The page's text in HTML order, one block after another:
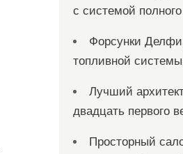
с системой
Форсунки
топливной системы
Лучший
двадцать первого
Просторный